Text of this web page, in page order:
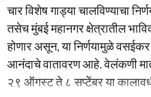
चार विशेष गाड्या चालविण्याचा
तसेच मुंबई महानगर क्षेत्रातील
होणार असून, या निर्णयामुळे
आनंदाचे वातावरण आहे. वेलंकणी
२९ ऑगस्ट ते ८ सप्टेंबर या